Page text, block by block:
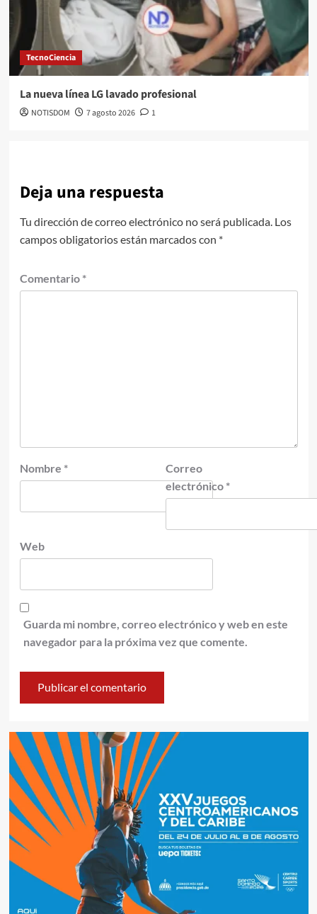
TecnoCiencia
La nueva línea LG lavado profesional
NOTISDOM 7 agosto 2026 1
Deja una respuesta
Tu dirección de correo electrónico no será publicada. Los
campos obligatorios están marcados con *
Comentario *
Nombre *
Correo
electrónico *
Web
Guarda mi nombre, correo electrónico y web en este
navegador para la próxima vez que comente.